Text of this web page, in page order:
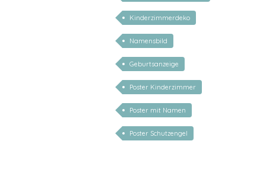
namen
Kinderzimmerdeko
Namensbild
Geburtsanzeige
Poster Kinderzimmer
Poster mit Namen
Poster Schutzengel